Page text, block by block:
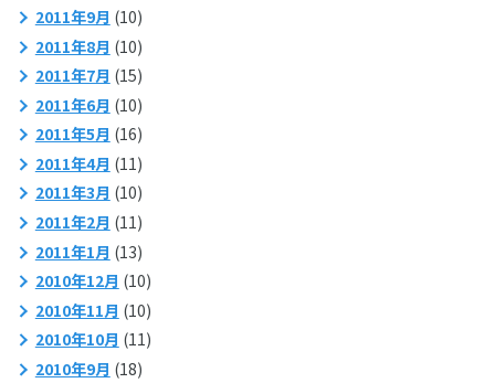
2011年9月 (10)
2011年8月 (10)
2011年7月 (15)
2011年6月 (10)
2011年5月 (16)
2011年4月 (11)
2011年3月 (10)
2011年2月 (11)
2011年1月 (13)
2010年12月 (10)
2010年11月 (10)
2010年10月 (11)
2010年9月 (18)